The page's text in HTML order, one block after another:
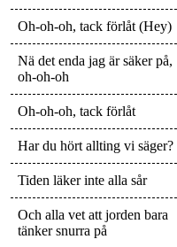
Oh-oh-oh, tack förlåt (Hey)
Nä det enda jag är säker på,
oh-oh-oh
Oh-oh-oh, tack förlåt
Har du hört allting vi säger?
Tiden läker inte alla sår
Och alla vet att jorden bara
tänker snurra på